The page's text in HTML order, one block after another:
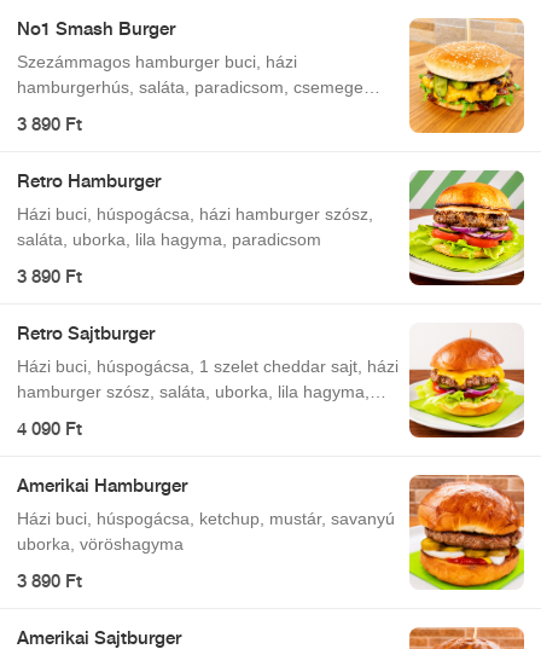
No1 Smash Burger
Szezámmagos hamburger buci, házi
hamburgerhús, saláta, paradicsom, csemege
uborka, lilahagymalekvár, cheddar sajt
3 890 Ft
Retro Hamburger
Házi buci, húspogácsa, házi hamburger szósz,
saláta, uborka, lila hagyma, paradicsom
3 890 Ft
Retro Sajtburger
Házi buci, húspogácsa, 1 szelet cheddar sajt, házi
hamburger szósz, saláta, uborka, lila hagyma,
paradicsom
4 090 Ft
Amerikai Hamburger
Házi buci, húspogácsa, ketchup, mustár, savanyú
uborka, vöröshagyma
3 890 Ft
Amerikai Sajtburger